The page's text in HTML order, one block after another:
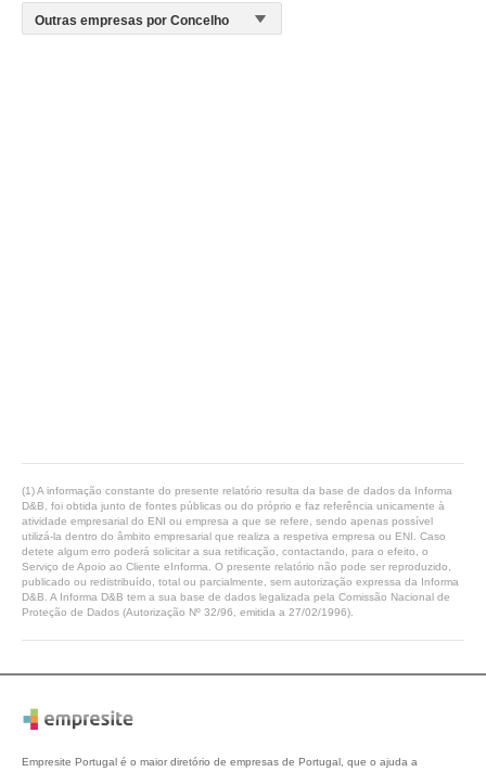
(1) A informação constante do presente relatório resulta da base de dados da Informa
D&B, foi obtida junto de fontes públicas ou do próprio e faz referência unicamente à
atividade empresarial do ENI ou empresa a que se refere, sendo apenas possível
utilizá-la dentro do âmbito empresarial que realiza a respetiva empresa ou ENI. Caso
detete algum erro poderá solicitar a sua retificação, contactando, para o efeito, o
Serviço de Apoio ao Cliente eInforma. O presente relatório não pode ser reproduzido,
publicado ou redistribuído, total ou parcialmente, sem autorização expressa da Informa
D&B. A Informa D&B tem a sua base de dados legalizada pela Comissão Nacional de
Proteção de Dados (Autorização Nº 32/96, emitida a 27/02/1996).
Empresite Portugal é o maior diretório de empresas de Portugal, que o ajuda a